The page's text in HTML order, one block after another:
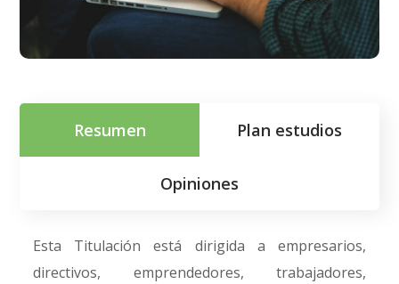
Resumen Plan estudios
Opiniones
Esta Titulación está dirigida a empresarios,
directivos, emprendedores, trabajadores,